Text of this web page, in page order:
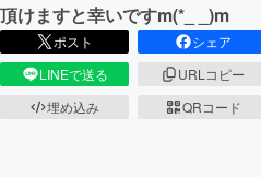
頂けますと幸いですm(*_ _)m
ポスト
シェア
LINEで送る
URLコピー
埋め込み
QRコード